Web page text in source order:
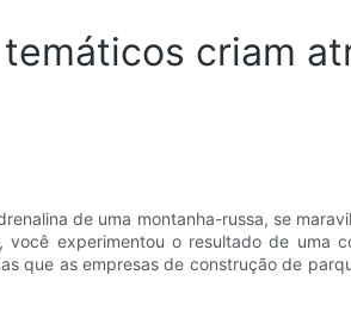
criam
de uma montanha-russa, se
experimentou o resultado de uma
que as empresas de construção de